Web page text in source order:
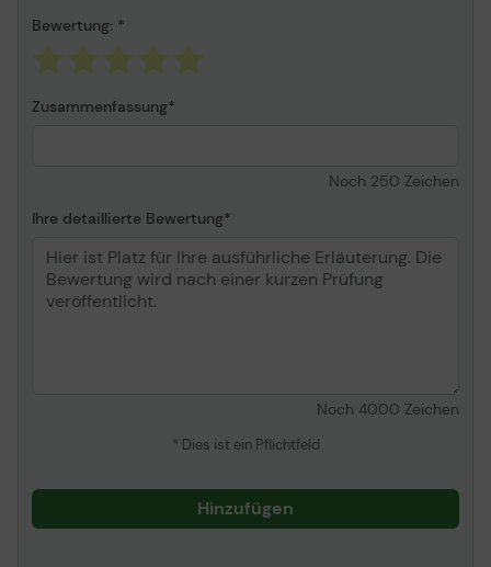
Bewertung:
Zusammenfassung
Noch 250 Zeichen
Ihre detaillierte Bewertung
Noch 4000 Zeichen
* Dies ist ein Pflichtfeld
Hinzufügen